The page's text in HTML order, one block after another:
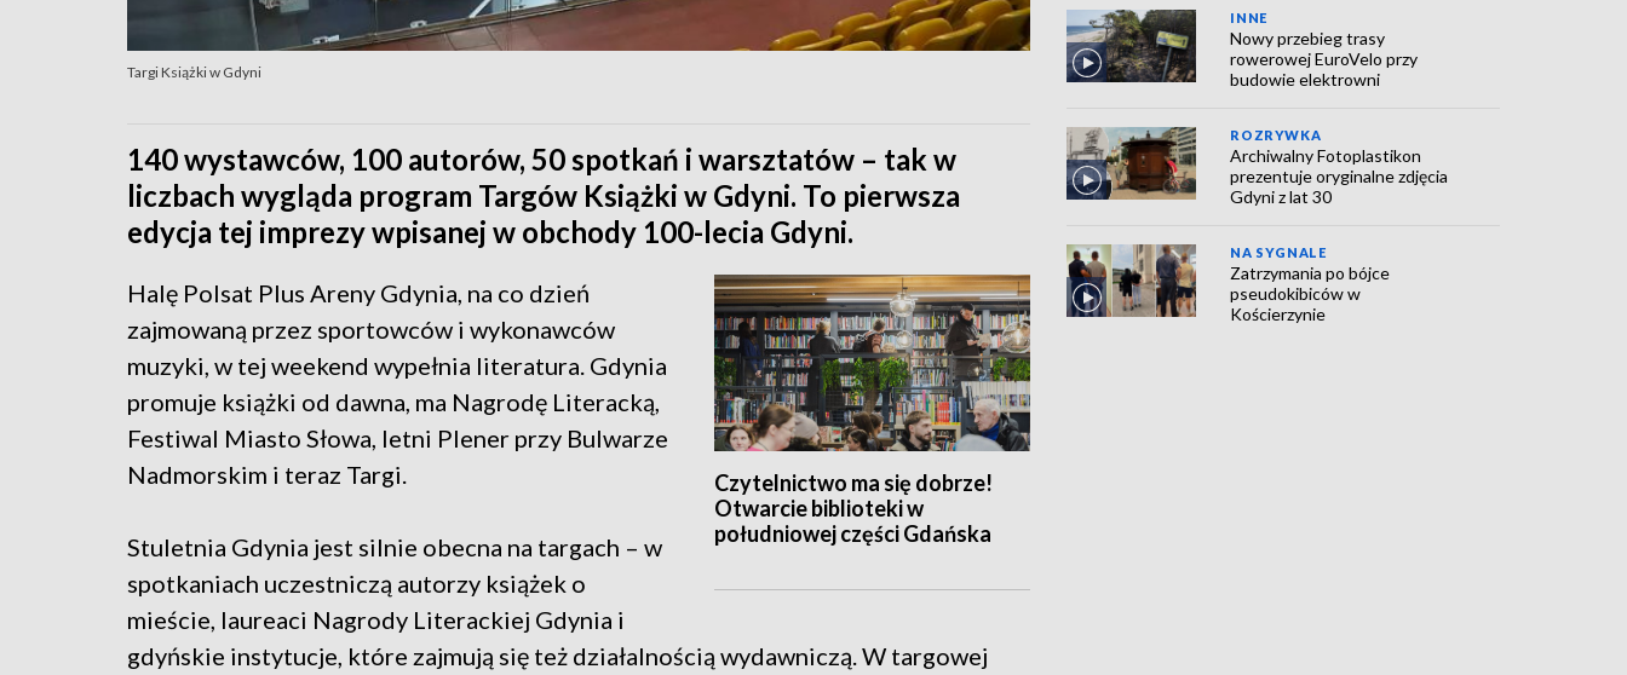
Targi Książki w Gdyni
140 wystawców, 100 autorów, 50 spotkań i warsztatów – tak w
liczbach wygląda program Targów Książki w Gdyni. To pierwsza
edycja tej imprezy wpisanej w obchody 100-lecia Gdyni.
Czytelnictwo ma się dobrze!
Otwarcie biblioteki w
południowej części Gdańska
Halę Polsat Plus Areny Gdynia, na co dzień
zajmowaną przez sportowców i wykonawców
muzyki, w tej weekend wypełnia literatura. Gdynia
promuje książki od dawna, ma Nagrodę Literacką,
Festiwal Miasto Słowa, letni Plener przy Bulwarze
Nadmorskim i teraz Targi.
Stuletnia Gdynia jest silnie obecna na targach – w
spotkaniach uczestniczą autorzy książek o
mieście, laureaci Nagrody Literackiej Gdynia i
gdyńskie instytucje, które zajmują się też działalnością wydawniczą. W targowej
INNE
Nowy przebieg trasy
rowerowej EuroVelo przy
budowie elektrowni
ROZRYWKA
Archiwalny Fotoplastikon
prezentuje oryginalne zdjęcia
Gdyni z lat 30
NA SYGNALE
Zatrzymania po bójce
pseudokibiców w
Kościerzynie